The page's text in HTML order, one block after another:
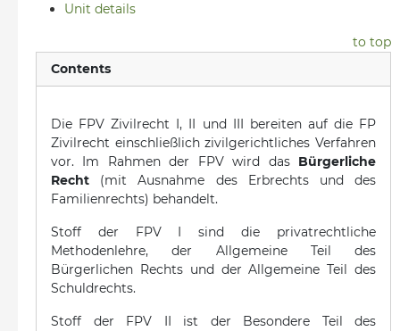
Unit details
to top
Contents
Die FPV Zivilrecht I, II und III bereiten auf die FP
Zivilrecht einschließlich zivilgerichtliches Verfahren
vor. Im Rahmen der FPV wird das Bürgerliche
Recht (mit Ausnahme des Erbrechts und des
Familienrechts) behandelt.
Stoff der FPV I sind die privatrechtliche
Methodenlehre, der Allgemeine Teil des
Bürgerlichen Rechts und der Allgemeine Teil des
Schuldrechts.
Stoff der FPV II ist der Besondere Teil des